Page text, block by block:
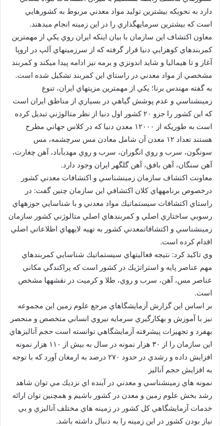
دارد به نحويكه بيشترين توليد مواد معدني مربوط به كشورهايي
است كه بيشترين سرمايهگذاري را در اين زمينه انجام ميدهند.
معاون اكتشاف اين سازمان با بيان اينكه ايران روي يكي از مهمترين
كمربندهاي كوهزايي دنيا قرار گرفته كه از سرزمينهاي آلپ در اروپا
آغاز و تا هيماليا و شايد اندونزي و برمه نيز ادامه پيدا ميكند و كمربند
مشخصي از مواد معدني در راستاي اين كمربند تشكيل شده است.
به گفته مهندس برنا؛ يكي از مهمترين مزيتهاي ايران، تنوع
زمينشناسي و عدم پوشش گياهي در بسياري از مناطق ايران است
كه اين كشور را جزو ۲۰ كشور اول دنيا از نظر متالوژني تبديل كرده
است به طوريكه از ۱۲۰۰۰ معدن دنيا كه در كلاس جهاني مطرح
هستند تعداد ۱۲ معدن آن شامل معادن مس سرچشمه، مس
سونگون، سرب و روي انگوران، سرب و روي مهديآباد، آهن چغارت،
آهن سنگان، آهن بافق، آهن گلگهر ايران وجود دارد.
معاونت اكتشاف سازمان زمينشناسي و اكتشافات معدني كشور
درخصوص برنامههاي كلان اكتشافي اين سازمان چنين گفت: در
راستاي اكتشافات سيستماتيك مواد معدني و با شناسايي حوزههاي
رسوبي ساختاري اصلي و كمربندهاي اصلي متالوژني كشور سازمان
زمينشناسي و اكتشافاتمعدني كشور به تهيه لايههاي اطلاعاتي اصلي
اقدام كرده است.
وي تاكيد كرد: نتيجه فعاليتهاي سيستماتيك شناسايي كمربندهاي
مهم عناصر پايه و استراتژيك در كشور است كه پراكندگي مكاني
عناصر مس، آهن، سرب و روي، طلا و كرميت در نقشهها مشخص
است.
بر اساس اين گزارش آزمايشگاهاي مرجع علوم زمين اين مجموعه
نيز با آموزش و بهكارگيري سرمايه نيروي انساني متخصص و منحصر
بهفرد و تجهيزات پيشرفته آزمايشگاهي توانسته است حجم آناليزهاي
اين سازمان را از ۳۰ هزار نمونه در سال به بيش از ۱۱۰ هزار نمونه
افزايش داده و رشدي در حدود ۲۷۰ درصد به ارمغان آورد كه با توجه
به افزايش حجم آناليز
نمونه هاي زمينشناسي و معدني در آينده اي نزديك مي توان شاهد
رشد بخش علوم زمين و معدن در كشور باشيم و همچنين توان ارائه
خدمات آزمايشگاهي كل كشور در زمينه هاي مختلف آناليزي و بي
نياز بودن كشور در اين زمينه را به دنبال داشته باشد.